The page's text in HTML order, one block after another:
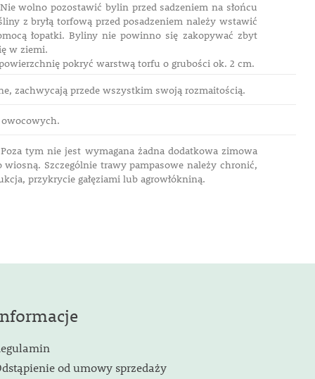
wolno pozostawić bylin przed sadzeniem na słońcu
z bryłą torfową przed posadzeniem należy wstawić
łopatki. Byliny nie powinno się zakopywać zbyt
w ziemi.
pokryć warstwą torfu o grubości ok. 2 cm.
zachwycają przede wszystkim swoją rozmaitością.
tym nie jest wymagana żadna dodatkowa zimowa
Szczególnie trawy pampasowe należy chronić,
przykrycie gałęziami lub agrowłókniną.
od umowy sprzedaży